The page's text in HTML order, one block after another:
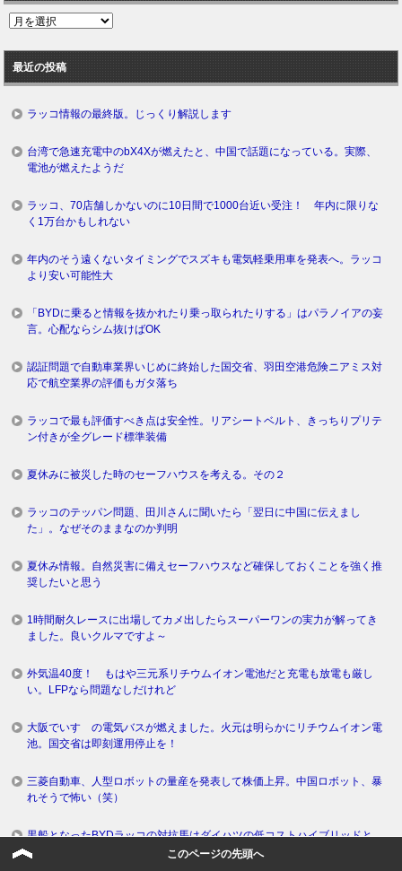
過
ロ
グ
最近の投稿
ラッコ情報の最終版。じっくり解説します
台湾で急速充電中のbX4Xが燃えたと、中国で話題になっている。実際、
電池が燃えたようだ
ラッコ、70店舗しかないのに10日間で1000台近い受注！ 年内に限りな
く1万台かもしれない
年内のそう遠くないタイミングでスズキも電気軽乗用車を発表へ。ラッコ
より安い可能性大
「BYDに乗ると情報を抜かれたり乗っ取られたりする」はパラノイアの妄
言。心配ならシム抜けばOK
認証問題で自動車業界いじめに終始した国交省、羽田空港危険ニアミス対
応で航空業界の評価もガタ落ち
ラッコで最も評価すべき点は安全性。リアシートベルト、きっちりプリテ
ン付きが全グレード標準装備
夏休みに被災した時のセーフハウスを考える。その２
ラッコのテッパン問題、田川さんに聞いたら「翌日に中国に伝えまし
た」。なぜそのままなのか判明
夏休み情報。自然災害に備えセーフハウスなど確保しておくことを強く推
奨したいと思う
1時間耐久レースに出場してカメ出したらスーパーワンの実力が解ってき
ました。良いクルマですよ～
外気温40度！ もはや三元系リチウムイオン電池だと充電も放電も厳し
い。LFPなら問題なしだけれど
大阪でいすゞの電気バスが燃えました。火元は明らかにリチウムイオン電
池。国交省は即刻運用停止を！
三菱自動車、人型ロボットの量産を発表して株価上昇。中国ロボット、暴
れそうで怖い（笑）
黒船となったBYDラッコの対抗馬はダイハツの低コストハイブリッドと、
スズキの軽量電気自動車です このページの先頭へ